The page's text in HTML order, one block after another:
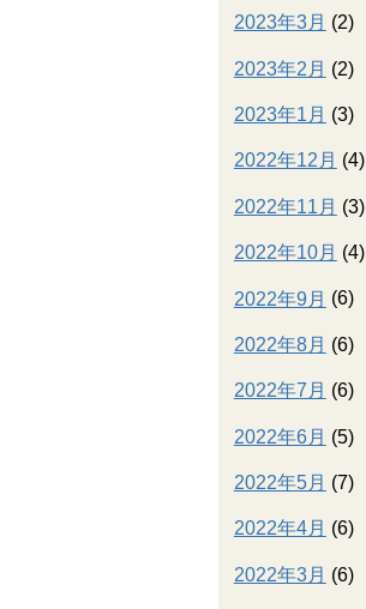
2023年3月 (2)
2023年2月 (2)
2023年1月 (3)
2022年12月 (4)
2022年11月 (3)
2022年10月 (4)
2022年9月 (6)
2022年8月 (6)
2022年7月 (6)
2022年6月 (5)
2022年5月 (7)
2022年4月 (6)
2022年3月 (6)